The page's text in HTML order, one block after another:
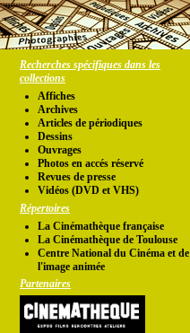
Recherches spécifiques dans les
collections
Affiches
Archives
Articles de périodiques
Dessins
Ouvrages
Photos en accés réservé
Revues de presse
Vidéos (DVD et VHS)
Répertoires
La Cinémathèque française
La Cinémathèque de Toulouse
Centre National du Cinéma et de
l'image animée
Partenaires